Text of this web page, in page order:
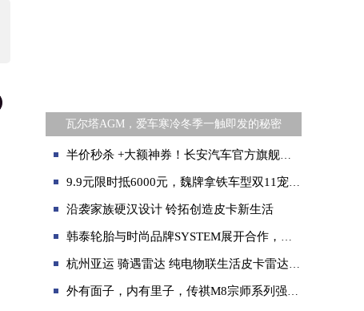
瓦尔塔AGM，爱车寒冷冬季一触即发的秘密
半价秒杀 +大额神券！长安汽车官方旗舰店抖音直播间五一爆款抄底
9.9元限时抵6000元，魏牌拿铁车型双11宠粉礼遇无忧开启新能源生活
沿袭家族硬汉设计 铃拓创造皮卡新生活
韩泰轮胎与时尚品牌SYSTEM展开合作，加强年轻一代的品牌沟通
杭州亚运 骑遇雷达 纯电物联生活皮卡雷达RD6为亚运满电护航
外有面子，内有里子，传祺M8宗师系列强势入围央视《中国汽车风云盛典》